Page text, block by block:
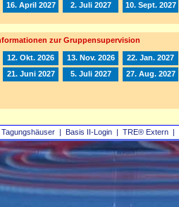
Tagungshäuser | Basis II‑Login | TRE® Extern |
16. April 2027 2. Juli 2027 10. Sept. 2027
zur Gruppensupervision
12. Okt. 2026 13. Nov. 2026 22. Jan. 2027
21. Juni 2027 5. Juli 2027 27. Aug. 2027